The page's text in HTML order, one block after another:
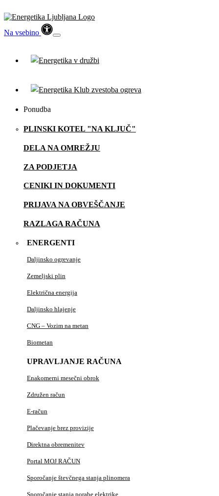
Na vsebino
Ponudba
PLINSKI KOTEL "NA KLJUČ"
DELA NA OMREŽJU
ZA PODJETJA
CENIKI IN DOKUMENTI
PRIJAVA NA OBVEŠČANJE
RAZLAGA RAČUNA
ENERGENTI
Daljinsko ogrevanje
Zemeljski plin
Električna energija
Daljinsko hlajenje
CNG – Vozim na metan
Biometan
UPRAVLJANJE RAČUNA
Enakomerni mesečni obrok
Združen račun
E-račun
Plačevanje brez provizije
Direktna obremenitev
Portal MOJ RAČUN
Sporočanje števčnega stanja plinomera
Sporočanje stanja porabe elektrike